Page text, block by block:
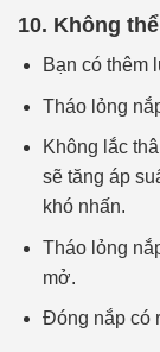
10. Không
Bạn có thêm
Tháo lỏng
Không lắc
sẽ tăng áp
khó nhấn.
Tháo lỏng
mở.
Đóng nắp có